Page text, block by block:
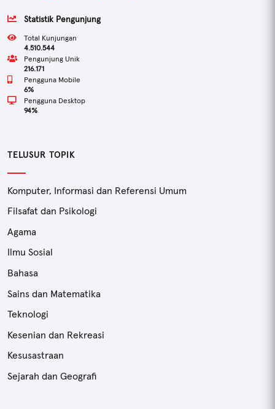
Statistik Pengunjung
Total Kunjungan
4.510.544
Pengunjung Unik
216.171
Pengguna Mobile
6%
Pengguna Desktop
94%
TELUSUR TOPIK
Komputer, Informasi dan Referensi Umum
Filsafat dan Psikologi
Agama
Ilmu Sosial
Bahasa
Sains dan Matematika
Teknologi
Kesenian dan Rekreasi
Kesusastraan
Sejarah dan Geografi